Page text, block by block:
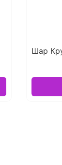
Шар